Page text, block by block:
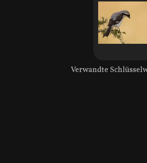
Verwandte